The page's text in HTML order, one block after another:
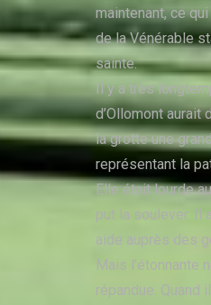
maintenant, ce
de la Vénérable
sainte.
Il y a très
d’Ollomont aurait
la grotte une
représentant la
Elle était lourde
put la soulever. Il
aide auprès des
Mais l’étonnante
répandue. Quand